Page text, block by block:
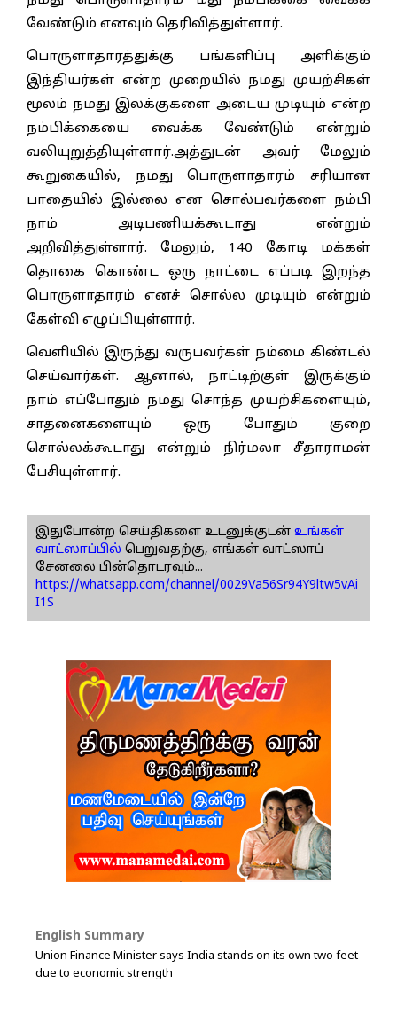
வேண்டும் எனவும் தெரிவித்துள்ளார்.
பொருளாதாரத்துக்கு பங்களிப்பு அளிக்கும்
இந்தியர்கள் என்ற முறையில் நமது முயற்சிகள்
மூலம் நமது இலக்குகளை அடைய முடியும் என்ற
நம்பிக்கையை வைக்க வேண்டும் என்றும்
வலியுறுத்தியுள்ளார்.அத்துடன் அவர் மேலும்
கூறுகையில், நமது பொருளாதாரம் சரியான
பாதையில் இல்லை என சொல்பவர்களை நம்பி
நாம் அடிபணியக்கூடாது என்றும்
அறிவித்துள்ளார். மேலும், 140 கோடி மக்கள்
தொகை கொண்ட ஒரு நாட்டை எப்படி இறந்த
பொருளாதாரம் எனச் சொல்ல முடியும் என்றும்
கேள்வி எழுப்பியுள்ளார்.
வெளியில் இருந்து வருபவர்கள் நம்மை கிண்டல்
செய்வார்கள். ஆனால், நாட்டிற்குள் இருக்கும்
நாம் எப்போதும் நமது சொந்த முயற்சிகளையும்,
சாதனைகளையும் ஒரு போதும் குறை
சொல்லக்கூடாது என்றும் நிர்மலா சீதாராமன்
பேசியுள்ளார்.
இதுபோன்ற செய்திகளை உடனுக்குடன் உங்கள்
வாட்ஸாப்பில் பெறுவதற்கு, எங்கள் வாட்ஸாப்
சேனலை பின்தொடரவும்...
https://whatsapp.com/channel/0029Va56Sr94Y9ltw5vAi
I1S
English Summary
Union Finance Minister says India stands on its own two feet
due to economic strength